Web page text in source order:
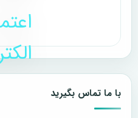
با ما تماس بگیرید